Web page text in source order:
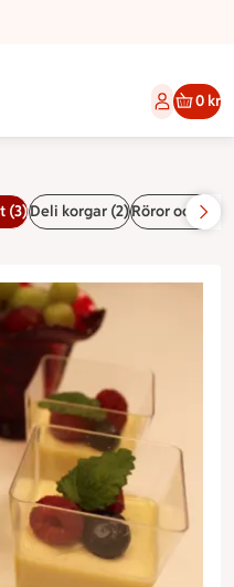
ICA Supermarket
0 kr
(3)Deli korgar (2)Röror och